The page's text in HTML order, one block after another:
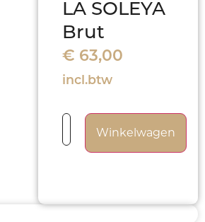
LA SOLEYA
Brut
€ 63,00
incl.btw
Winkelwagen